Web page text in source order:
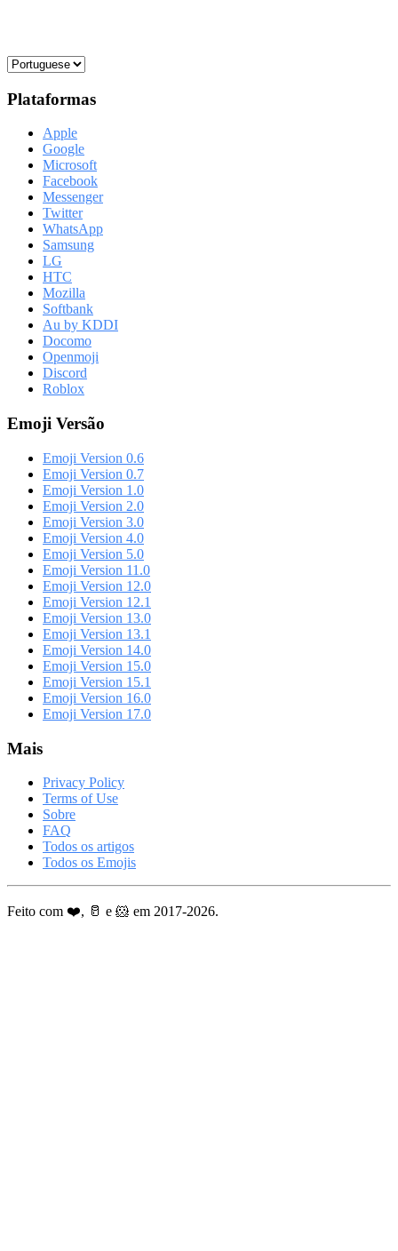
Plataformas
Apple
Google
Microsoft
Facebook
Messenger
Twitter
WhatsApp
Samsung
LG
HTC
Mozilla
Softbank
Au by KDDI
Docomo
Openmoji
Discord
Roblox
Emoji Versão
Emoji Version 0.6
Emoji Version 0.7
Emoji Version 1.0
Emoji Version 2.0
Emoji Version 3.0
Emoji Version 4.0
Emoji Version 5.0
Emoji Version 11.0
Emoji Version 12.0
Emoji Version 12.1
Emoji Version 13.0
Emoji Version 13.1
Emoji Version 14.0
Emoji Version 15.0
Emoji Version 15.1
Emoji Version 16.0
Emoji Version 17.0
Mais
Privacy Policy
Terms of Use
Sobre
FAQ
Todos os artigos
Todos os Emojis
Feito com ❤️, 🥛 e 🐹 em 2017-2026.